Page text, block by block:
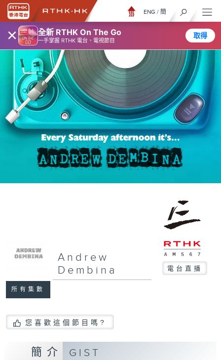
× 全新 RTHK On The Go
一手掌握 RTHK 電台、電視節目
取得
ENG / 簡
所有集數
Andrew
Dembina
電台直播
您喜歡這個節目嗎?
簡介 GIST